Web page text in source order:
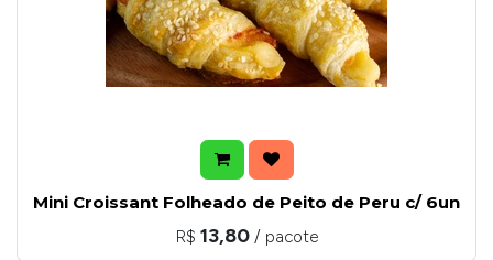
Mini Croissant Folheado de Peito de Peru c/ 6un
R$ 13,80 / pacote